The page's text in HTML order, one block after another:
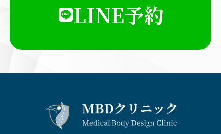
LINE予約